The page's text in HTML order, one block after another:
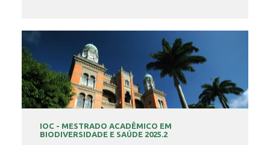
IOC - MESTRADO ACADÊMICO EM
BIODIVERSIDADE E SAÚDE 2025.2